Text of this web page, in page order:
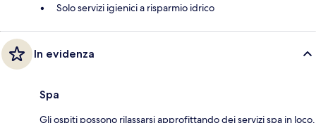
Solo servizi igienici a risparmio idrico
In evidenza
Spa
Gli ospiti possono rilassarsi approfittando dei servizi spa in loco.